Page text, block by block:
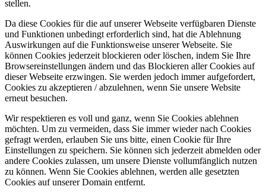
stellen.
Da diese Cookies für die auf unserer Webseite verfügbaren Dienste
und Funktionen unbedingt erforderlich sind, hat die Ablehnung
Auswirkungen auf die Funktionsweise unserer Webseite. Sie
können Cookies jederzeit blockieren oder löschen, indem Sie Ihre
Browsereinstellungen ändern und das Blockieren aller Cookies auf
dieser Webseite erzwingen. Sie werden jedoch immer aufgefordert,
Cookies zu akzeptieren / abzulehnen, wenn Sie unsere Website
erneut besuchen.
Wir respektieren es voll und ganz, wenn Sie Cookies ablehnen
möchten. Um zu vermeiden, dass Sie immer wieder nach Cookies
gefragt werden, erlauben Sie uns bitte, einen Cookie für Ihre
Einstellungen zu speichern. Sie können sich jederzeit abmelden oder
andere Cookies zulassen, um unsere Dienste vollumfänglich nutzen
zu können. Wenn Sie Cookies ablehnen, werden alle gesetzten
Cookies auf unserer Domain entfernt.